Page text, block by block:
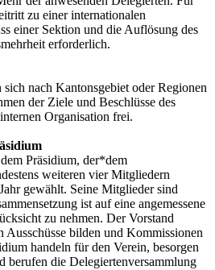
zu einer internationalen
einer Sektion und die Auflösung des
erforderlich.
nach Kantonsgebiet oder Regionen
der Ziele und Beschlüsse des
Organisation frei.
Präsidium, der*dem
weiteren vier Mitgliedern
gewählt. Seine Mitglieder sind
ist auf eine angemessene
zu nehmen. Der Vorstand
Ausschüsse bilden und Kommissionen
handeln für den Verein, besorgen
berufen die Delegiertenversammlung